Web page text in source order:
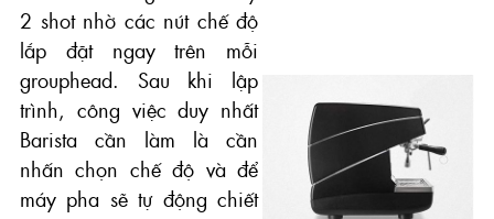
2 shot nhờ các nút chế độ
lắp đặt ngay trên mỗi
grouphead. Sau khi lập
trình, công việc duy nhất
Barista cần làm là cần
nhấn chọn chế độ và để
máy pha sẽ tự động chiết